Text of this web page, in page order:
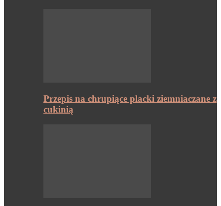
Przepis na chrupiące placki ziemniaczane z
cukinią